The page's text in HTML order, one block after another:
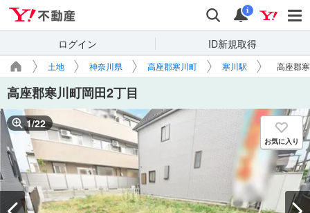
検索 通知
i
ログイン ID新規取得
土地 神奈川県 高座郡寒川町 寒川駅 高座郡
高座郡寒川町岡田2丁目
1/22
お気に入り